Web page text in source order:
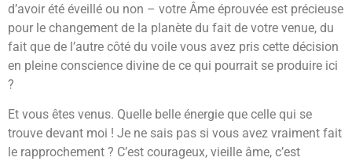
d’avoir été éveillé ou non – votre Âme éprouvée est précieuse
pour le changement de la planète du fait de votre venue, du
fait que de l’autre côté du voile vous avez pris cette décision
en pleine conscience divine de ce qui pourrait se produire ici
?
Et vous êtes venus. Quelle belle énergie que celle qui se
trouve devant moi ! Je ne sais pas si vous avez vraiment fait
le rapprochement ? C’est courageux, vieille âme, c’est